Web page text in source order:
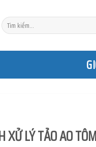
Tìm
kiếm:
XỬ LÝ TẢO AO